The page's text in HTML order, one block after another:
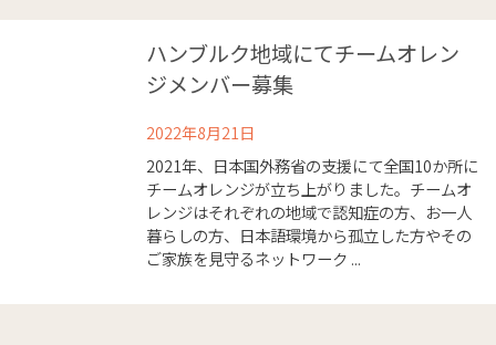
ハンブルク地域にてチームオレン
ジメンバー募集
2022年8月21日
2021年、日本国外務省の支援にて全国10か所に
チームオレンジが立ち上がりました。チームオ
レンジはそれぞれの地域で認知症の方、お一人
暮らしの方、日本語環境から孤立した方やその
ご家族を見守るネットワーク ...